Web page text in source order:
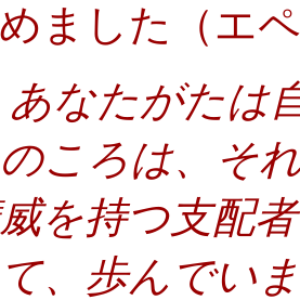
ました（エ
なたがたは
ころは、そ
を持つ支配
、歩んでい